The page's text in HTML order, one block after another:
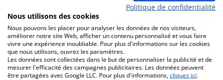
Politique de confidentialité
Nous utilisons des cookies
Nous pouvons les placer pour analyser les données de nos visiteurs,
améliorer notre site Web, afficher un contenu personnalisé et vous faire
vivre une expérience inoubliable. Pour plus d'informations sur les cookies
que nous utilisons, ouvrez les paramètres.
Les données sont collectées dans le but de personnaliser la publicité et de
mesurer l'efficacité des campagnes publicitaires. Les données peuvent
être partagées avec Google LLC. Pour plus d'informations,cliquez ici.